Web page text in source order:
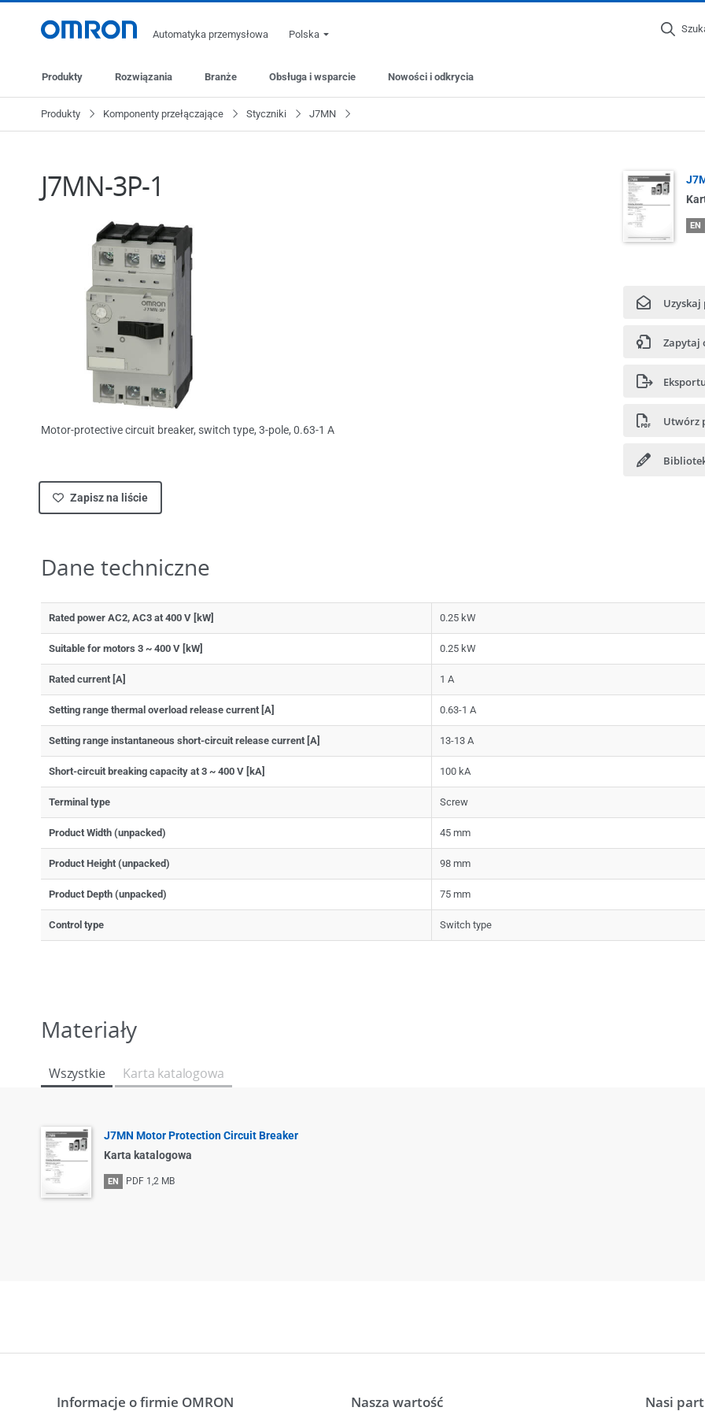
Automatyka przemysłowa Polska
Produkty Rozwiązania Branże Obsługa i wsparcie Nowości i odkrycia
Produkty Komponenty przełączające Styczniki J7MN
J7MN-3P-1
Motor-protective circuit breaker, switch type, 3-pole, 0.63-1 A
Zapisz na liście
EN
Zapytaj
Utwórz
Dane techniczne
Rated power AC2, AC3 at 400 V [kW] 0.25 kW
Suitable for motors 3 ~ 400 V [kW] 0.25 kW
Rated current [A] 1 A
Setting range thermal overload release current [A] 0.63-1 A
Setting range instantaneous short-circuit release current [A] 13-13 A
Short-circuit breaking capacity at 3 ~ 400 V [kA] 100 kA
Terminal type Screw
Product Width (unpacked) 45 mm
Product Height (unpacked) 98 mm
Product Depth (unpacked) 75 mm
Control type Switch type
Materiały
Wszystkie Karta katalogowa
J7MN Motor Protection Circuit Breaker
Karta katalogowa
EN PDF 1,2 MB
Informacje o firmie OMRON Nasza wartość Nasi